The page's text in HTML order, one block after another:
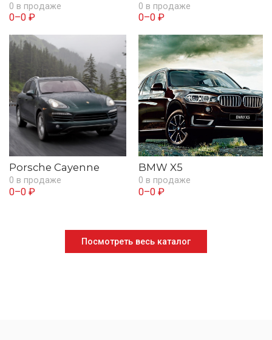
0 в продаже
0–0 ₽
0 в продаже
0–0 ₽
Porsche Cayenne
0 в продаже
0–0 ₽
BMW X5
0 в продаже
0–0 ₽
Посмотреть весь каталог